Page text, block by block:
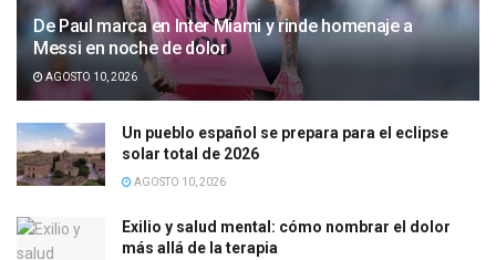
De Paul marca en Inter Miami y rinde homenaje a
Messi en noche de dolor
AGOSTO 10, 2026
Un pueblo español se prepara para el eclipse
solar total de 2026
AGOSTO 10, 2026
Exilio y salud mental: cómo nombrar el dolor
más allá de la terapia